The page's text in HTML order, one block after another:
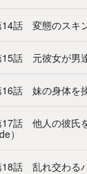
14話 変態のスキ
15話 元彼女が男
16話 妹の身体を
17話 他人の彼氏
）
話 乱れ交わる